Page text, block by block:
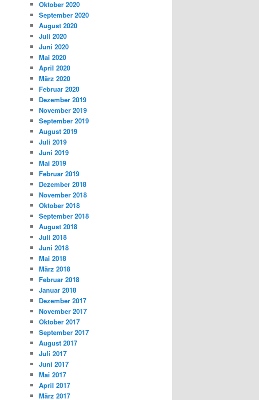
Oktober 2020
September 2020
August 2020
Juli 2020
Juni 2020
Mai 2020
April 2020
März 2020
Februar 2020
Dezember 2019
November 2019
September 2019
August 2019
Juli 2019
Juni 2019
Mai 2019
Februar 2019
Dezember 2018
November 2018
Oktober 2018
September 2018
August 2018
Juli 2018
Juni 2018
Mai 2018
März 2018
Februar 2018
Januar 2018
Dezember 2017
November 2017
Oktober 2017
September 2017
August 2017
Juli 2017
Juni 2017
Mai 2017
April 2017
März 2017